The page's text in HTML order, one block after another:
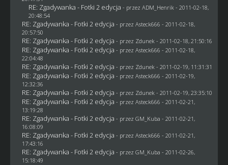
RE: Zgadywanka - Fotki 2 edycja - przez ADM_Henrik - 2011-02-18,
20:48:54
RE: Zgadywanka - Fotki 2 edycja - przez Asteck666 - 2011-02-18,
20:57:50
RE: Zgadywanka - Fotki 2 edycja - przez Zdunek - 2011-02-18, 21:50:16
RE: Zgadywanka - Fotki 2 edycja - przez Asteck666 - 2011-02-18,
22:04:48
RE: Zgadywanka - Fotki 2 edycja - przez Zdunek - 2011-02-19, 11:31:31
RE: Zgadywanka - Fotki 2 edycja - przez Asteck666 - 2011-02-19,
12:32:36
RE: Zgadywanka - Fotki 2 edycja - przez Zdunek - 2011-02-19, 23:35:10
RE: Zgadywanka - Fotki 2 edycja - przez Asteck666 - 2011-02-21,
13:19:28
RE: Zgadywanka - Fotki 2 edycja - przez GM_Kuba - 2011-02-21,
16:08:09
RE: Zgadywanka - Fotki 2 edycja - przez Asteck666 - 2011-02-21,
17:43:16
RE: Zgadywanka - Fotki 2 edycja - przez GM_Kuba - 2011-02-26,
15:18:49